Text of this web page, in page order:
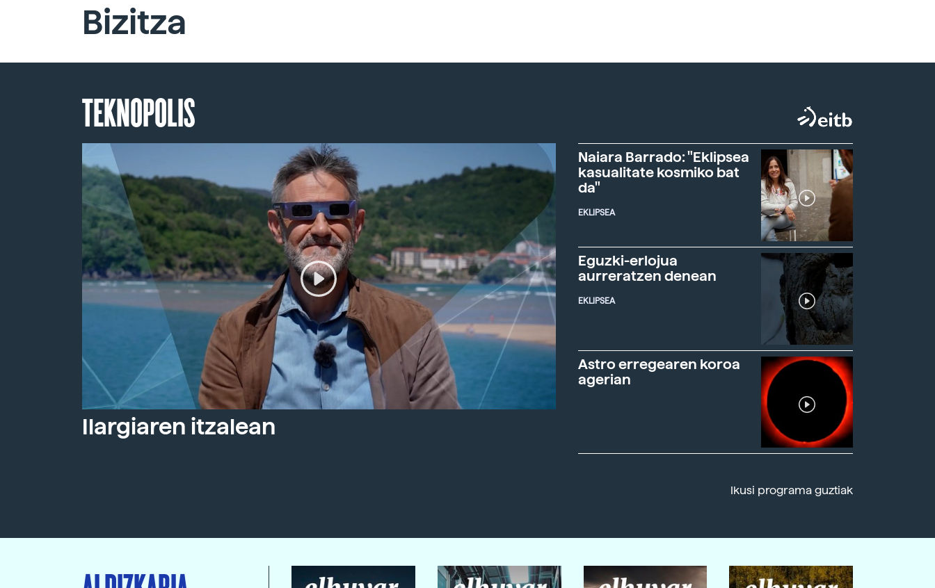
Bizitza
TEKNOPOLIS
Ilargiaren itzalean
Naiara Barrado: "Eklipsea
kasualitate kosmiko bat
da"
EKLIPSEA
Eguzki-erlojua
aurreratzen denean
EKLIPSEA
Astro erregearen koroa
agerian
Ikusi programa guztiak